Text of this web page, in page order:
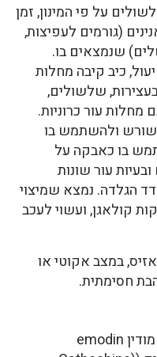
על פי המינון, זמן
(גורמים לעפיצות,
שנמצאים בו.
כיב קיבה מחלות
שלשולים,
מחלות עור כרוניות.
ולהשתמש בו
בו כאבקה על
עור שונות
הגלדה. נמצא שמיצוי
קולאגן, ועשוי לעכב
במצב אקוטי או
חסימתית.
השורש מכיל נגזרות שונות של אמודין emodin